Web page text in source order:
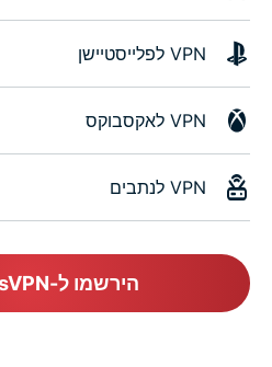
VPN לפלייסטיישן
VPN לאקסבוקס
VPN לנתבים
הירשמו ל-ExpressVPN